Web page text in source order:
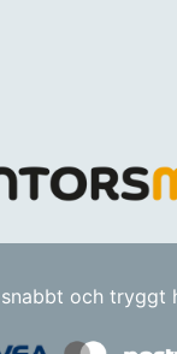
och tryggt